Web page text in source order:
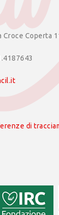
Croce Coperta
di